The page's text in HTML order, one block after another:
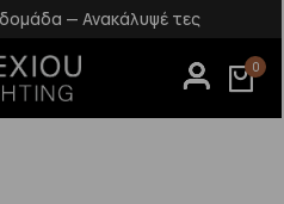
— Ανακάλυψέ τες
0